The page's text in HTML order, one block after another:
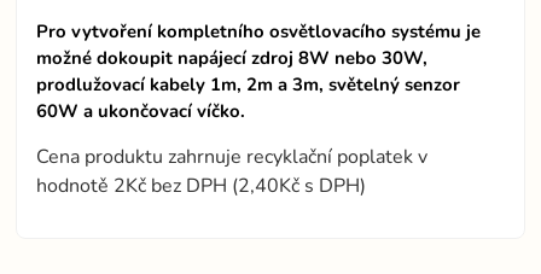
Pro vytvoření kompletního osvětlovacího systému je
možné dokoupit napájecí zdroj 8W nebo 30W,
prodlužovací kabely 1m, 2m a 3m, světelný senzor
60W a ukončovací víčko.
Cena produktu zahrnuje recyklační poplatek v
hodnotě 2Kč bez DPH (2,40Kč s DPH)